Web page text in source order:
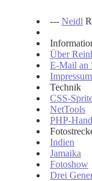
--- Neidl
Über
E-Mail an
Impressum
Technik
CSS-
NetTools
PHP-
Indien
Jamaika
Fotoshow
Drei